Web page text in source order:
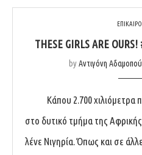
THESE GIRLS ARE
byΑντιγόνη
Κάπου 2.700 χιλιόμετρα
στο δυτικό τμήμα της
λένε Νιγηρία. Όπως και σε